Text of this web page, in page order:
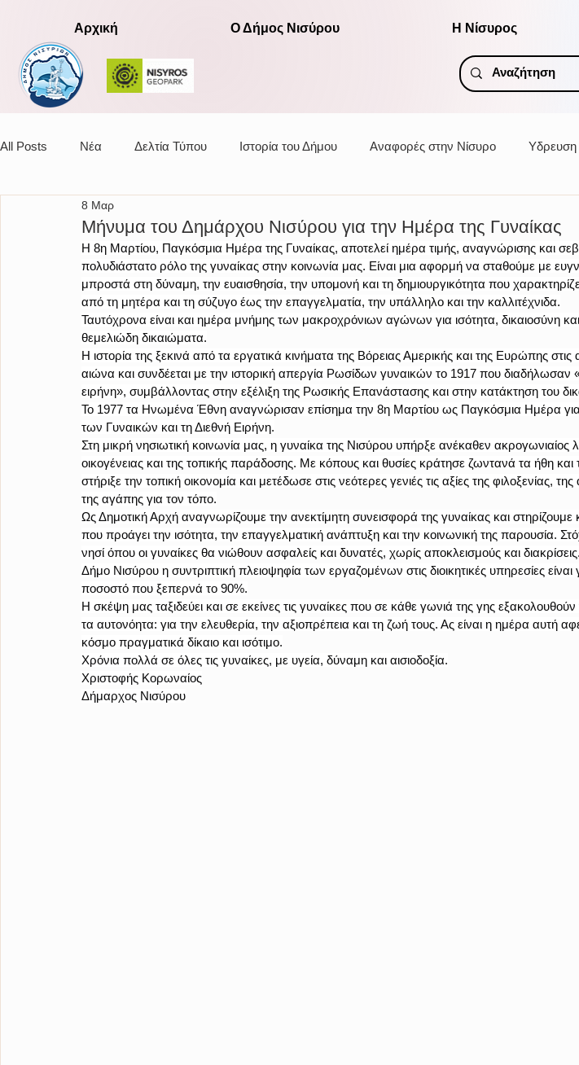
Αρχική Ο Δήμος Νισύρου Η Νίσυρος
All Posts Νέα Δελτία Τύπου Ιστορία του Δήμου Αναφορές στην Νίσυρο Υδρευση
Αποφάσεις οικονομικής επιτροπής
Μήνυμα του Δημάρχου Νισύρου για την Ημέρα της Γυναίκας
8 Μαρ
Η 8η Μαρτίου, Παγκόσμια Ημέρα της Γυναίκας, αποτελεί ημέρα τιμής, αναγνώρισης και
πολυδιάστατο ρόλο της γυναίκας στην κοινωνία μας. Είναι μια αφορμή να σταθούμε με
μπροστά στη δύναμη, την ευαισθησία, την υπομονή και τη δημιουργικότητα που
από τη μητέρα και τη σύζυγο έως την επαγγελματία, την υπάλληλο και την καλλιτέχνιδα.
Ταυτόχρονα είναι και ημέρα μνήμης των μακροχρόνιων αγώνων για ισότητα, δικαιοσύνη
θεμελιώδη δικαιώματα.
Η ιστορία της ξεκινά από τα εργατικά κινήματα της Βόρειας Αμερικής και της Ευρώπης στις
αιώνα και συνδέεται με την ιστορική απεργία Ρωσίδων γυναικών το 1917 που διαδήλωσαν
ειρήνη», συμβάλλοντας στην εξέλιξη της Ρωσικής Επανάστασης και στην κατάκτηση του
Το 1977 τα Ηνωμένα Έθνη αναγνώρισαν επίσημα την 8η Μαρτίου ως Παγκόσμια Ημέρα
των Γυναικών και τη Διεθνή Ειρήνη.
Στη μικρή νησιωτική κοινωνία μας, η γυναίκα της Νισύρου υπήρξε ανέκαθεν ακρογωνιαίος
οικογένειας και της τοπικής παράδοσης. Με κόπους και θυσίες κράτησε ζωντανά τα ήθη και
στήριξε την τοπική οικονομία και μετέδωσε στις νεότερες γενιές τις αξίες της φιλοξενίας,
της αγάπης για τον τόπο.
Ως Δημοτική Αρχή αναγνωρίζουμε την ανεκτίμητη συνεισφορά της γυναίκας και
που προάγει την ισότητα, την επαγγελματική ανάπτυξη και την κοινωνική της παρουσία.
νησί όπου οι γυναίκες θα νιώθουν ασφαλείς και δυνατές, χωρίς αποκλεισμούς και
Δήμο Νισύρου η συντριπτική πλειοψηφία των εργαζομένων στις διοικητικές υπηρεσίες είναι
ποσοστό που ξεπερνά το 90%.
Η σκέψη μας ταξιδεύει και σε εκείνες τις γυναίκες που σε κάθε γωνιά της γης
τα αυτονόητα: για την ελευθερία, την αξιοπρέπεια και τη ζωή τους. Ας είναι η ημέρα αυτή
κόσμο πραγματικά δίκαιο και ισότιμο.
Χρόνια πολλά σε όλες τις γυναίκες, με υγεία, δύναμη και αισιοδοξία.
Χριστοφής Κορωναίος
Δήμαρχος Νισύρου